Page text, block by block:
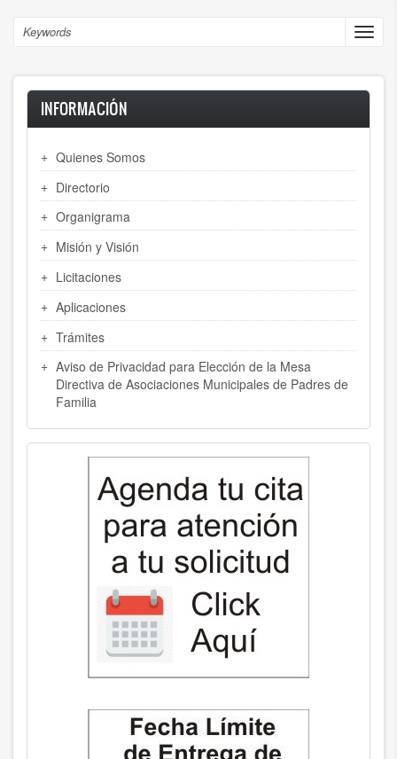
main
Search
INFORMACIÓN
Quienes Somos
Directorio
Organigrama
Misión y Visión
Licitaciones
Aplicaciones
Trámites
Aviso de Privacidad para Elección de la Mesa
Directiva de Asociaciones Municipales de Padres de
Familia